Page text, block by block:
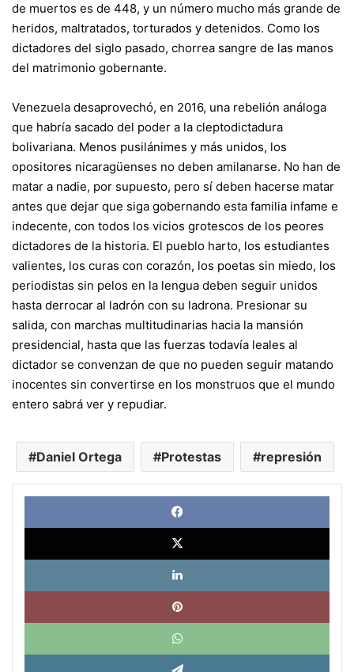
de muertos es de 448, y un número mucho más grande de
heridos, maltratados, torturados y detenidos. Como los
dictadores del siglo pasado, chorrea sangre de las manos
del matrimonio gobernante.
Venezuela desaprovechó, en 2016, una rebelión análoga
que habría sacado del poder a la cleptodictadura
bolivariana. Menos pusilánimes y más unidos, los
opositores nicaragüenses no deben amilanarse. No han de
matar a nadie, por supuesto, pero sí deben hacerse matar
antes que dejar que siga gobernando esta familia infame e
indecente, con todos los vicios grotescos de los peores
dictadores de la historia. El pueblo harto, los estudiantes
valientes, los curas con corazón, los poetas sin miedo, los
periodistas sin pelos en la lengua deben seguir unidos
hasta derrocar al ladrón con su ladrona. Presionar su
salida, con marchas multitudinarias hacia la mansión
presidencial, hasta que las fuerzas todavía leales al
dictador se convenzan de que no pueden seguir matando
inocentes sin convertirse en los monstruos que el mundo
entero sabrá ver y repudiar.
Daniel Ortega Protestas represión
X